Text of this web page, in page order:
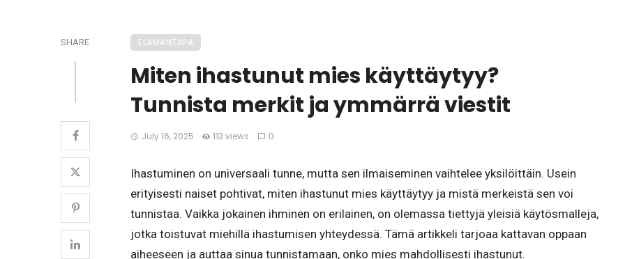
SHARE ELAMANTAPA
Miten ihastunut mies käyttäytyy?
Tunnista merkit ja ymmärrä viestit
July 16, 2025 113 views 0
Ihastuminen on universaali tunne, mutta sen ilmaiseminen vaihtelee yksilöittäin. Usein
erityisesti naiset pohtivat, miten ihastunut mies käyttäytyy ja mistä merkeistä sen voi
tunnistaa. Vaikka jokainen ihminen on erilainen, on olemassa tiettyjä yleisiä käytösmalleja,
jotka toistuvat miehillä ihastumisen yhteydessä. Tämä artikkeli tarjoaa kattavan oppaan
aiheeseen ja auttaa sinua tunnistamaan, onko mies mahdollisesti ihastunut.